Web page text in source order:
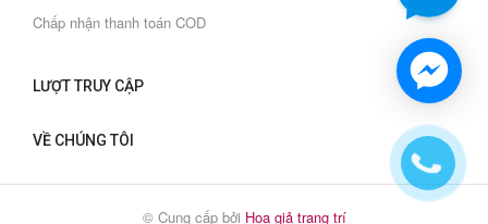
Chấp nhận thanh toán COD
LƯỢT TRUY CẬP
VỀ CHÚNG TÔI
© Cung cấp bởi Hoa giả trang trí